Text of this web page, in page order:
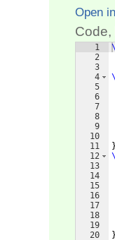
Open
Code,
1
2
3
4
5
6
7
8
9
10
11
12
13
14
15
16
17
18
19
20
}
}